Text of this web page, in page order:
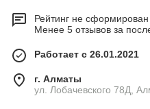
Рейтинг не сформирован
Менее 5 отзывов за
Работает с 26.01.2021
г. Алматы
ул. Лобачевского 78Д,